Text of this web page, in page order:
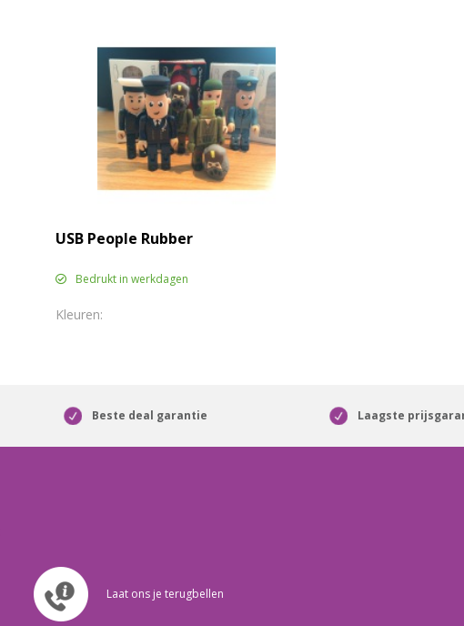
USB People Rubber
Bedrukt in werkdagen
Beste deal garantie Laagste
Laat ons je terugbellen